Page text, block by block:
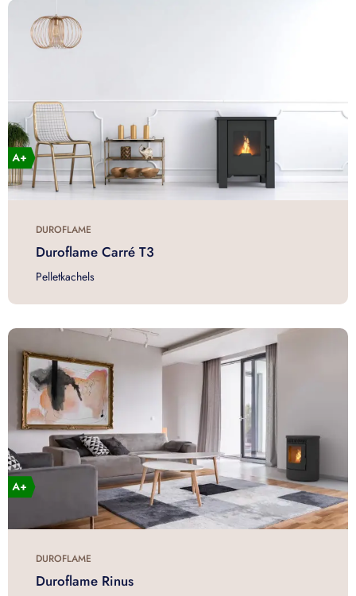
DUROFLAME
Duroflame Carré T3
Pelletkachels
DUROFLAME
Duroflame Rinus